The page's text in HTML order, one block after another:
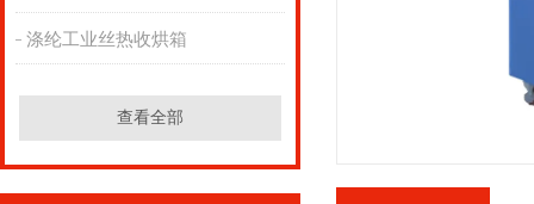
涤纶工业丝热收烘箱
查看全部